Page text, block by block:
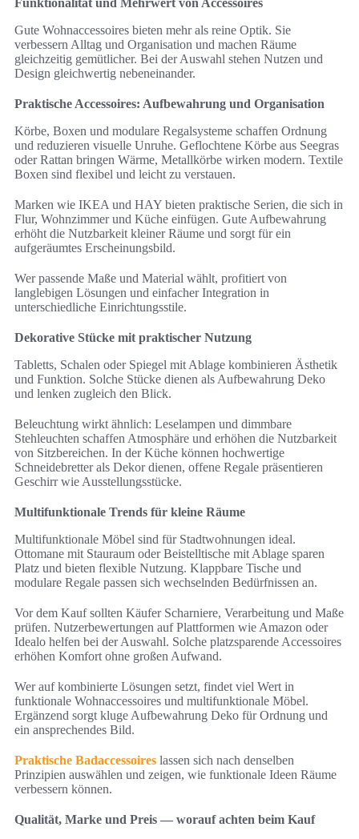
Funktionalität und Mehrwert von Accessoires
Gute Wohnaccessoires bieten mehr als reine Optik. Sie
verbessern Alltag und Organisation und machen Räume
gleichzeitig gemütlicher. Bei der Auswahl stehen Nutzen und
Design gleichwertig nebeneinander.
Praktische Accessoires: Aufbewahrung und Organisation
Körbe, Boxen und modulare Regalsysteme schaffen Ordnung
und reduzieren visuelle Unruhe. Geflochtene Körbe aus Seegras
oder Rattan bringen Wärme, Metallkörbe wirken modern. Textile
Boxen sind flexibel und leicht zu verstauen.
Marken wie IKEA und HAY bieten praktische Serien, die sich in
Flur, Wohnzimmer und Küche einfügen. Gute Aufbewahrung
erhöht die Nutzbarkeit kleiner Räume und sorgt für ein
aufgeräumtes Erscheinungsbild.
Wer passende Maße und Material wählt, profitiert von
langlebigen Lösungen und einfacher Integration in
unterschiedliche Einrichtungsstile.
Dekorative Stücke mit praktischer Nutzung
Tabletts, Schalen oder Spiegel mit Ablage kombinieren Ästhetik
und Funktion. Solche Stücke dienen als Aufbewahrung Deko
und lenken zugleich den Blick.
Beleuchtung wirkt ähnlich: Leselampen und dimmbare
Stehleuchten schaffen Atmosphäre und erhöhen die Nutzbarkeit
von Sitzbereichen. In der Küche können hochwertige
Schneidebretter als Dekor dienen, offene Regale präsentieren
Geschirr wie Ausstellungsstücke.
Multifunktionale Trends für kleine Räume
Multifunktionale Möbel sind für Stadtwohnungen ideal.
Ottomane mit Stauraum oder Beistelltische mit Ablage sparen
Platz und bieten flexible Nutzung. Klappbare Tische und
modulare Regale passen sich wechselnden Bedürfnissen an.
Vor dem Kauf sollten Käufer Scharniere, Verarbeitung und Maße
prüfen. Nutzerbewertungen auf Plattformen wie Amazon oder
Idealo helfen bei der Auswahl. Solche platzsparende Accessoires
erhöhen Komfort ohne großen Aufwand.
Wer auf kombinierte Lösungen setzt, findet viel Wert in
funktionale Wohnaccessoires und multifunktionale Möbel.
Ergänzend sorgt kluge Aufbewahrung Deko für Ordnung und
ein ansprechendes Bild.
Praktische Badaccessoires lassen sich nach denselben
Prinzipien auswählen und zeigen, wie funktionale Ideen Räume
verbessern können.
Qualität, Marke und Preis — worauf achten beim Kauf